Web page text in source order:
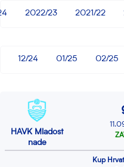
2022/23 2021/22
12/24 01/25 02/25
Kup
HAVK Mladost
nade